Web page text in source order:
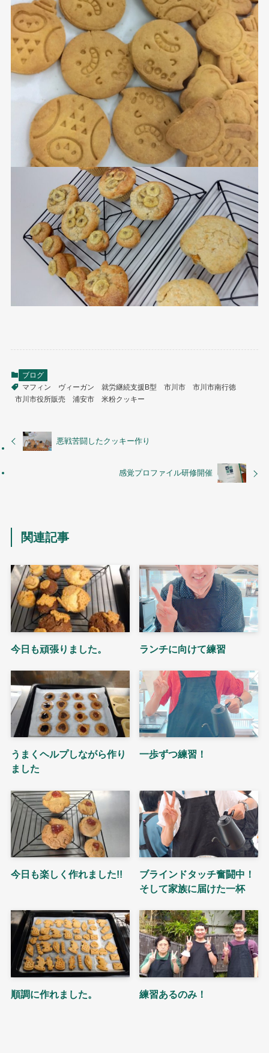
ブログ
マフィン
ヴィーガン 就労継続支援B型 市川市
市川市南行徳
市川市役所販売
浦安市 米粉クッキー
悪戦苦闘したクッキー作り
感覚プロファイル研修開催
関連記事
今日も頑張りました。 ランチに向けて練習
うまくヘルプしながら作り
ました
一歩ずつ練習！
今日も楽しく作れました!!
ブラインドタッチ奮闘中！
そして家族に届けた一杯
順調に作れました。 練習あるのみ！